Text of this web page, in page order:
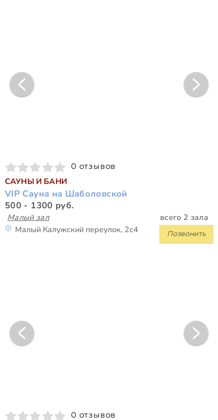
0 отзывов
САУНЫ И БАНИ
VIP Сауна на Шаболовской
500 - 1300 руб.
Малый зал всего 2 зала
Позвонить
Малый Калужский переулок, 2с4
0 отзывов